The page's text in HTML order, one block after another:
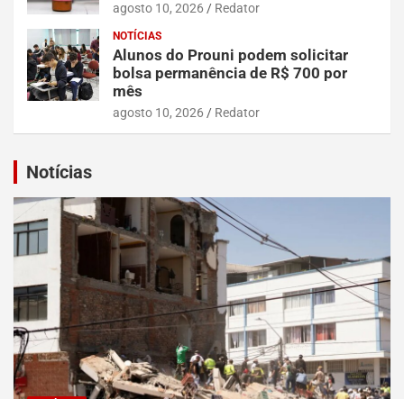
agosto 10, 2026 Redator
NOTÍCIAS
Alunos do Prouni podem solicitar
bolsa permanência de R$ 700 por
mês
agosto 10, 2026 Redator
Notícias